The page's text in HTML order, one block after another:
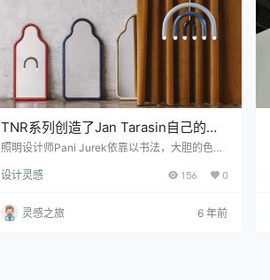
TNR系列创造了Jan Tarasin自己的语
言
照明设计师Pani Jurek依靠以书法，大胆的色
来创建TNR系列。Jan Tarasin的绘画作品是该
sin进行了简化和降低，以创建一个抽象符号系
统，而Magda Jurek则逆转了这一过程，把表意
设计灵感 156 0
灵感之旅 6 年前